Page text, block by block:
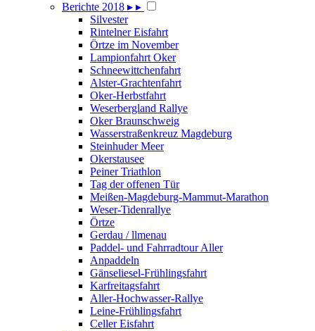
Berichte 2018 ▸ ▸
Silvester
Rintelner Eisfahrt
Örtze im November
Lampionfahrt Oker
Schneewittchenfahrt
Alster-Grachtenfahrt
Oker-Herbstfahrt
Weserbergland Rallye
Oker Braunschweig
Wasserstraßenkreuz Magdeburg
Steinhuder Meer
Okerstausee
Peiner Triathlon
Tag der offenen Tür
Meißen-Magdeburg-Mammut-Marathon
Weser-Tidenrallye
Örtze
Gerdau / llmenau
Paddel- und Fahrradtour Aller
Anpaddeln
Gänseliesel-Frühlingsfahrt
Karfreitagsfahrt
Aller-Hochwasser-Rallye
Leine-Frühlingsfahrt
Celler Eisfahrt